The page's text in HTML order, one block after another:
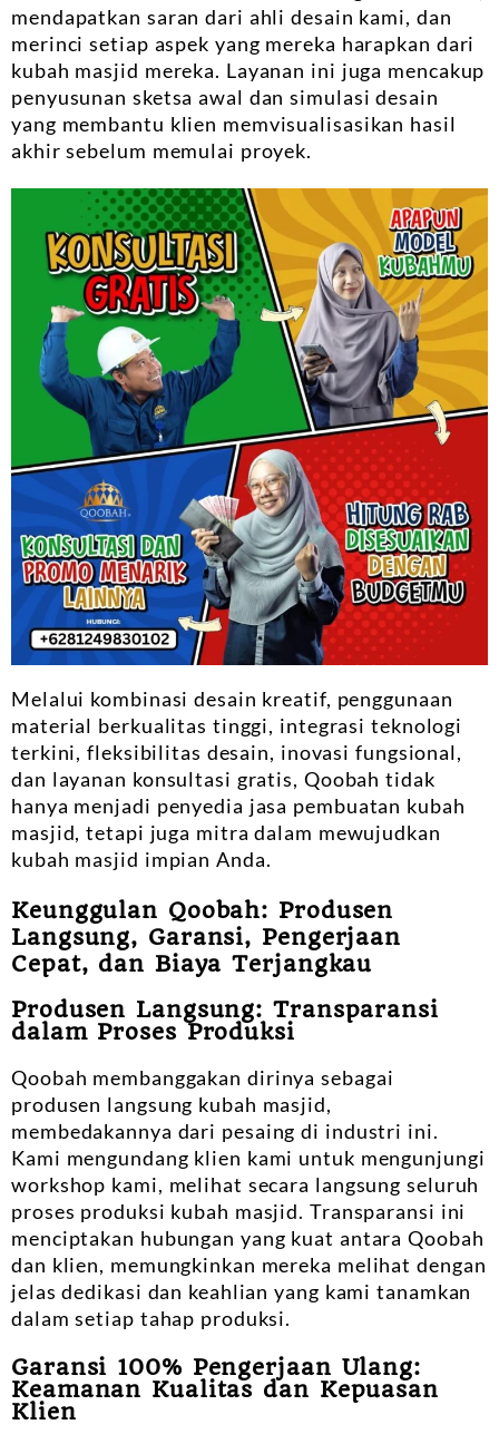
mendapatkan saran dari ahli desain kami, dan
merinci setiap aspek yang mereka harapkan dari
kubah masjid mereka. Layanan ini juga mencakup
penyusunan sketsa awal dan simulasi desain
yang membantu klien memvisualisasikan hasil
akhir sebelum memulai proyek.
Melalui kombinasi desain kreatif, penggunaan
material berkualitas tinggi, integrasi teknologi
terkini, fleksibilitas desain, inovasi fungsional,
dan layanan konsultasi gratis, Qoobah tidak
hanya menjadi penyedia jasa pembuatan kubah
masjid, tetapi juga mitra dalam mewujudkan
kubah masjid impian Anda.
Keunggulan Qoobah: Produsen
Langsung, Garansi, Pengerjaan
Cepat, dan Biaya Terjangkau
Produsen Langsung: Transparansi
dalam Proses Produksi
Qoobah membanggakan dirinya sebagai
produsen langsung kubah masjid,
membedakannya dari pesaing di industri ini.
Kami mengundang klien kami untuk mengunjungi
workshop kami, melihat secara langsung seluruh
proses produksi kubah masjid. Transparansi ini
menciptakan hubungan yang kuat antara Qoobah
dan klien, memungkinkan mereka melihat dengan
jelas dedikasi dan keahlian yang kami tanamkan
dalam setiap tahap produksi.
Garansi 100% Pengerjaan Ulang:
Keamanan Kualitas dan Kepuasan
Klien